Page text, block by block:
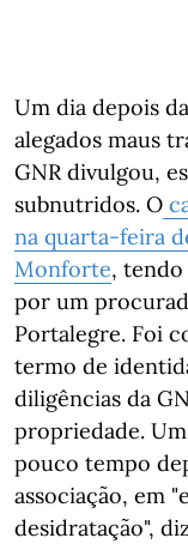
Um dia depois
alegados maus
GNR divulgou,
subnutridos. O
na quarta-feira
Monforte,
por um
Portalegre. Foi
termo de
diligências da
propriedade.
pouco tempo
associação, em
desidratação",